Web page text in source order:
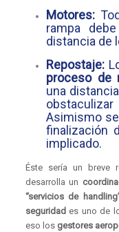
Motores:
rampa
distancia de
Repostaje:
proceso de
una
Asimismo
finalización
implicado.
Éste sería un breve
desarrolla un
“servicios de
seguridad es uno de
eso los gestores